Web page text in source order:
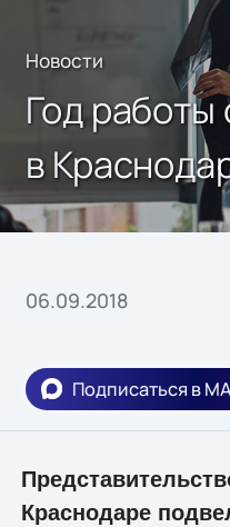
Новости
Год
в
06.09.2018
Подписаться в
Краснодаре